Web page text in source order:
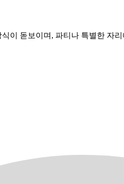
이 돋보이며, 파티나 특별한 자